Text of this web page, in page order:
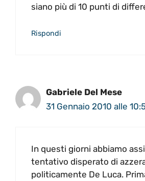
siano più di 10 punti di
Rispondi
Gabriele Del Mese
31 Gennaio 2010 alle
In questi giorni abbiamo
tentativo disperato di
politicamente De Luca.